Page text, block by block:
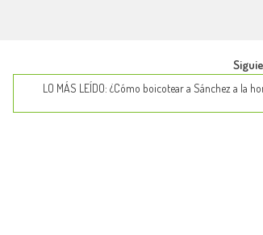
LO MÁS LEÍDO: ¿Cómo boicotear a Sánchez a la